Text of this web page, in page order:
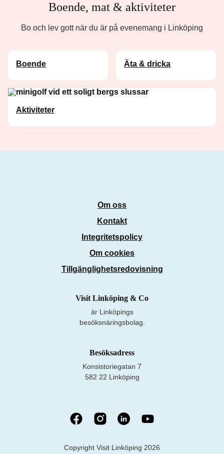
Boende, mat & aktiviteter
Bo och lev gott när du är på evenemang i Linköping
Boende Äta & dricka
Aktiviteter
Om oss
Kontakt
Integritetspolicy
Om cookies
Tillgänglighetsredovisning
Visit Linköping & Co
är Linköpings
besöksnäringsbolag.
Besöksadress
Konsistoriegatan 7
582 22 Linköping
Copyright Visit Linköping 2026